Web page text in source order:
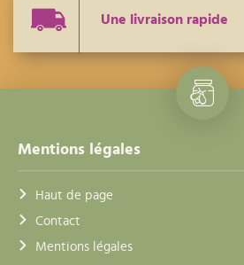
Une livraison rapide
Mentions légales
Haut de page
Contact
Mentions légales